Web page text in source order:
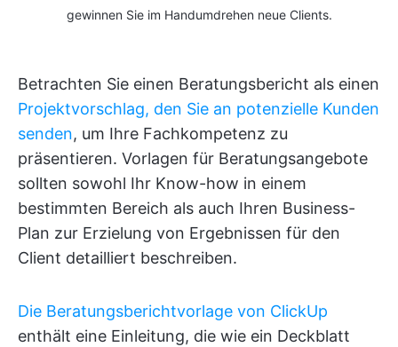
gewinnen Sie im Handumdrehen neue Clients.
Betrachten Sie einen Beratungsbericht als einen
Projektvorschlag, den Sie an potenzielle Kunden
senden, um Ihre Fachkompetenz zu
präsentieren. Vorlagen für Beratungsangebote
sollten sowohl Ihr Know-how in einem
bestimmten Bereich als auch Ihren Business-
Plan zur Erzielung von Ergebnissen für den
Client detailliert beschreiben.
Die Beratungsberichtvorlage von ClickUp
enthält eine Einleitung, die wie ein Deckblatt